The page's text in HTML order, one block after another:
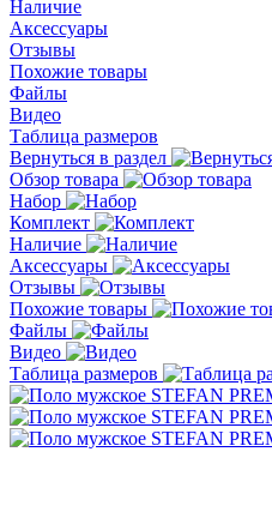
Наличие
Аксессуары
Отзывы
Похожие товары
Файлы
Видео
Таблица размеров
Вернуться в раздел
Обзор товара
Набор
Комплект
Наличие
Аксессуары
Отзывы
Похожие товары
Файлы
Видео
Таблица размеров